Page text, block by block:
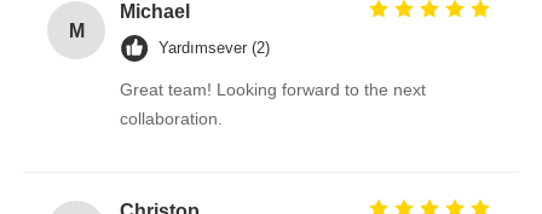
M
Michael
Yardımsever (2)
Great team! Looking forward to the next
collaboration.